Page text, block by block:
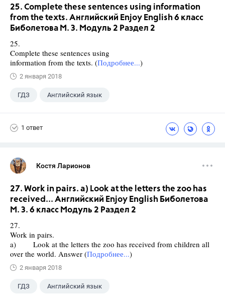
25. Complete these sentences using information
from the texts. Английский Enjoy English 6 класс
Биболетова М. З. Модуль 2 Раздел 2
25.
Complete these sentences using
information from the texts. (Подробнее...)
2 января 2018
ГДЗ Английский язык
1 ответ
Костя Ларионов
27. Work in pairs. a) Look at the letters the zoo has
received... Английский Enjoy English Биболетова
М. З. 6 класс Модуль 2 Раздел 2
27.
Work in pairs.
a) Look at the letters the zoo has received from children all
over the world. Answer (Подробнее...)
2 января 2018
ГДЗ Английский язык